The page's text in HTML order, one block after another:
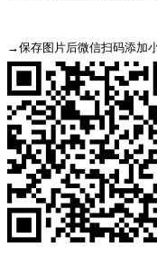
→保存图片后微信扫码添加